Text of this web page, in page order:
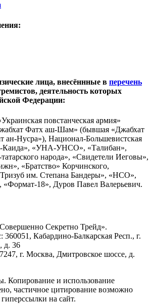
лица, внесённные в перечень
деятельность которых
Федерации:
повстанческая армия»
Фатх аш-Шам» (бывшая «Джабхат
ан-Нусра»), Национал-Большевистская
Каида», «УНА-УНСО», «Талибан»,
народа», «Свидетели Иеговы»,
«Братство» Корчинского,
им. Степана Бандеры», «НСО»,
«Формат-18», Дуров Павел Валерьевич.
Секретно Трейд».
Кабардино-Балкарская Респ., г.
д. 36
г. Москва, Дмитровское шоссе, д.
Копирование и использование
частичное цитирование возможно
на сайт.